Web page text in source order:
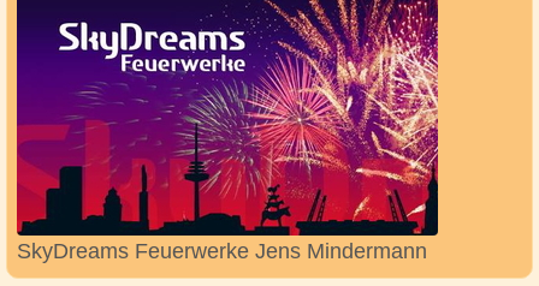
SkyDreams Feuerwerke Jens Mindermann